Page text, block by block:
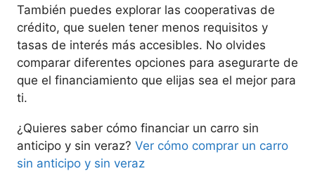
También puedes explorar las cooperativas de
crédito, que suelen tener menos requisitos y
tasas de interés más accesibles. No olvides
comparar diferentes opciones para asegurarte de
que el financiamiento que elijas sea el mejor para
ti.
¿Quieres saber cómo financiar un carro sin
anticipo y sin veraz? Ver cómo comprar un carro
sin anticipo y sin veraz